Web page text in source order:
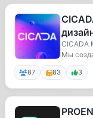
CICADA
Мы
о...
87 83 3